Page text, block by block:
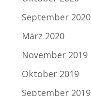
September 2020
März 2020
November 2019
Oktober 2019
September 2019